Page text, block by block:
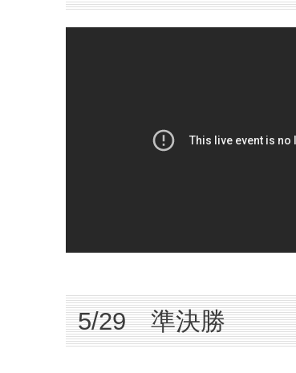
5/29 準決勝